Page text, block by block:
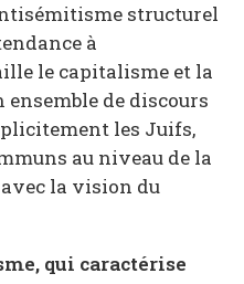
structurel
à
le capitalisme et la
de discours
les Juifs,
au niveau de la
la vision du
qui caractérise